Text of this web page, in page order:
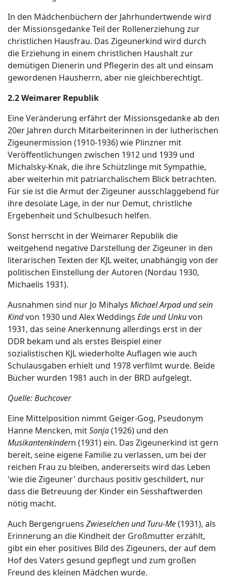
In den Mädchenbüchern der Jahrhundertwende wird
der Missionsgedanke Teil der Rollenerziehung zur
christlichen Hausfrau. Das Zigeunerkind wird durch
die Erziehung in einem christlichen Haushalt zur
demütigen Dienerin und Pflegerin des alt und einsam
gewordenen Hausherrn, aber nie gleichberechtigt.
2.2 Weimarer Republik
Eine Veränderung erfährt der Missionsgedanke ab den
20er Jahren durch Mitarbeiterinnen in der lutherischen
Zigeunermission (1910-1936) wie Plinzner mit
Veröffentlichungen zwischen 1912 und 1939 und
Michalsky-Knak, die ihre Schützlinge mit Sympathie,
aber weiterhin mit patriarchalischem Blick betrachten.
Für sie ist die Armut der Zigeuner ausschlaggebend für
ihre desolate Lage, in der nur Demut, christliche
Ergebenheit und Schulbesuch helfen.
Sonst herrscht in der Weimarer Republik die
weitgehend negative Darstellung der Zigeuner in den
literarischen Texten der KJL weiter, unabhängig von der
politischen Einstellung der Autoren (Nordau 1930,
Michaelis 1931).
Ausnahmen sind nur Jo Mihalys Michael Arpad und sein
Kindvon 1930 und Alex Weddings Ede und Unkuvon
1931, das seine Anerkennung allerdings erst in der
DDR bekam und als erstes Beispiel einer
sozialistischen KJL wiederholte Auflagen wie auch
Schulausgaben erhielt und 1978 verfilmt wurde. Beide
Bücher wurden 1981 auch in der BRD aufgelegt.
Quelle: Buchcover
Eine Mittelposition nimmt Geiger-Gog, Pseudonym
Hanne Mencken, mitSonja(1926) und den
Musikantenkindern (1931) ein. Das Zigeunerkind ist gern
bereit, seine eigene Familie zu verlassen, um bei der
reichen Frau zu bleiben, andererseits wird das Leben
'wie die Zigeuner' durchaus positiv geschildert, nur
dass die Betreuung der Kinder ein Sesshaftwerden
nötig macht.
Auch Bergengruens Zwieselchen und Turu-Me(1931), als
Erinnerung an die Kindheit der Großmutter erzählt,
gibt ein eher positives Bild des Zigeuners, der auf dem
Hof des Vaters gesund gepflegt und zum großen
Freund des kleinen Mädchen wurde.